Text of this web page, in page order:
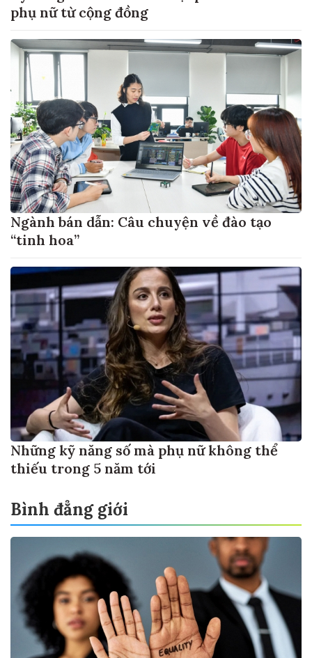
phụ nữ từ cộng đồng
Ngành bán dẫn: Câu chuyện về đào tạo
“tinh hoa”
Những kỹ năng số mà phụ nữ không thể
thiếu trong 5 năm tới
Bình đẳng giới